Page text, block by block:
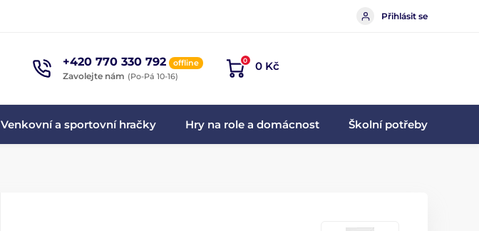
Přihlásit se
+420 770 330 792 offline
Zavolejte nám (Po-Pá 10-16)
0 0 Kč
Venkovní a sportovní hračky Hry na role a domácnost Školní potřeby